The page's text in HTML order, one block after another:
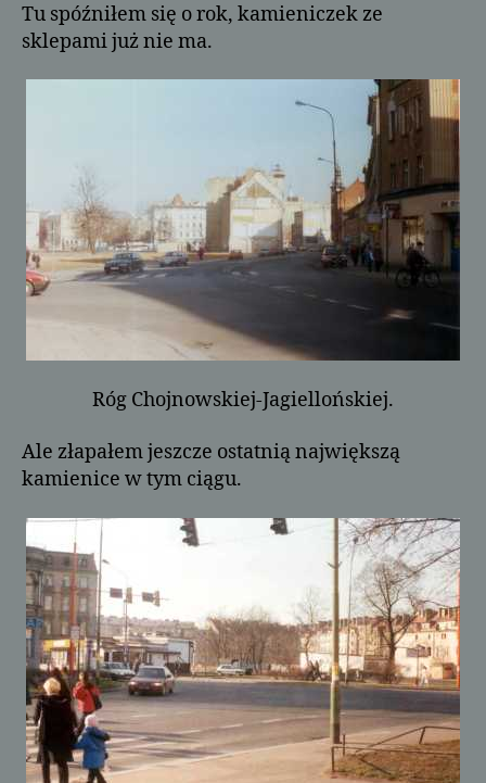
Tu spóźniłem się o rok, kamieniczek ze
sklepami już nie ma.
Róg Chojnowskiej-Jagiellońskiej.
Ale złapałem jeszcze ostatnią największą
kamienice w tym ciągu.